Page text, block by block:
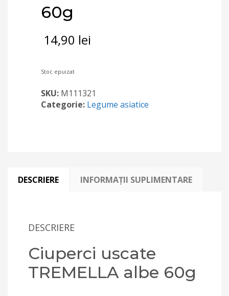
60g
14,90 lei
Stoc epuizat
SKU: M111321
Categorie: Legume asiatice
DESCRIERE INFORMAȚII SUPLIMENTARE
DESCRIERE
Ciuperci uscate
TREMELLA albe 60g